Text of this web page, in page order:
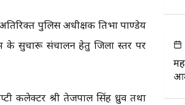
पुलिस अधीक्षक प्रतिभा पाण्डेय
के सुचारू संचालन हेतु जिला स्तर पर
कलेक्टर श्री तेजपाल सिंह ध्रुव तथा